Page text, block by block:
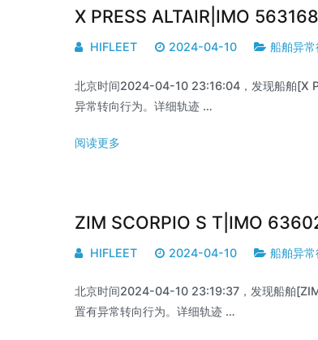
X PRESS ALTAIR|IMO
HIFLEET 2024-04-10 船舶异常
北京时间2024-04-10 23:16:04，发现船舶[X
异常转向行为。详细轨迹 …
阅读更多
ZIM SCORPIO S T|IMO
HIFLEET 2024-04-10 船舶异常
北京时间2024-04-10 23:19:37，发现船舶
置有异常转向行为。详细轨迹 …